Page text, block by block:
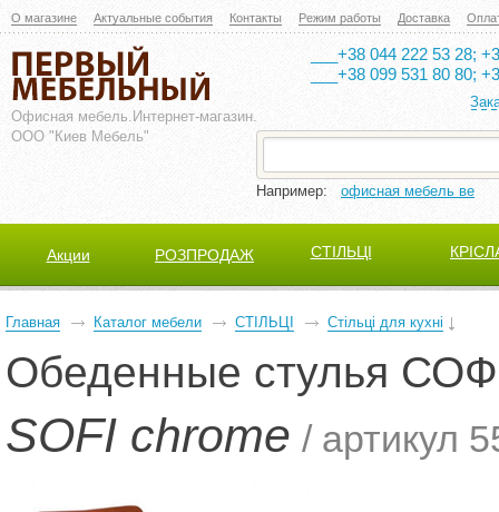
О магазине Актуальные события Контакты Режим работы Доставка
Офисная мебель. Интернет-магазин.
ООО "Киев Мебель"
___+38 044 222 53 28;
___+38 099 531 80 80;
Например: офисная мебель ве
Акции РОЗПРОДАЖ СТІЛЬЦІ
Главная Каталог мебели СТІЛЬЦІ Стільці для кухні
Обеденные стулья
SOFI chrome / артикул